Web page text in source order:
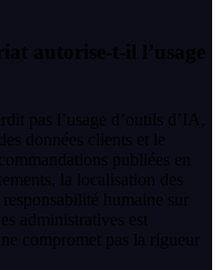
autorise-t-il l’usage
pas l’usage d’outils d’IA,
données clients et le
publiées en
la localisation des
humaine sur
administratives est
compromet pas la rigueur